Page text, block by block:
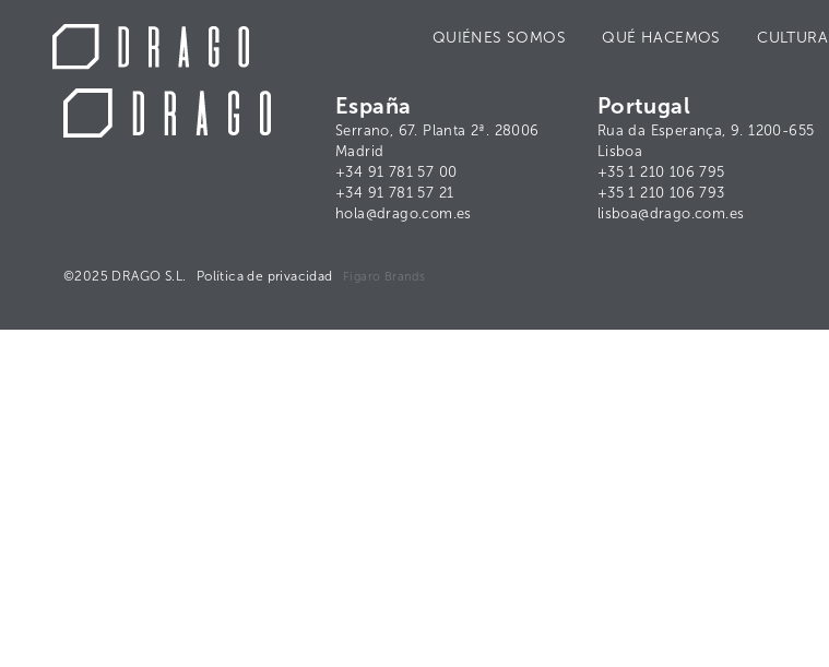
QUIÉNES SOMOS QUÉ HACEMOS CULTURA
España
Serrano, 67. Planta 2ª. 28006
Madrid
+34 91 781 57 00
+34 91 781 57 21
hola@drago.com.es
Portugal
Rua da Esperança, 9. 1200-655
Lisboa
+35 1 210 106 795
+35 1 210 106 793
lisboa@drago.com.es
©2025 DRAGO S.L. Política de privacidad Figaro Brands